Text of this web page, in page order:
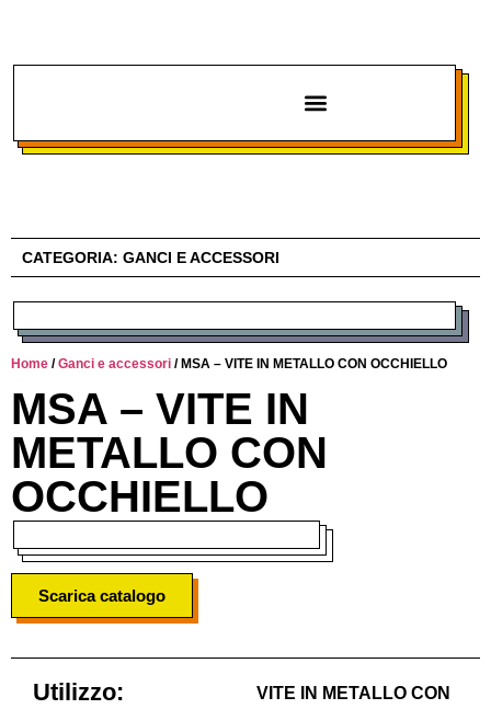
CATEGORIA: GANCI E ACCESSORI
Home /Ganci e accessori / MSA – VITE IN METALLO CON OCCHIELLO
MSA – VITE IN
METALLO CON
OCCHIELLO
Scarica catalogo
Utilizzo:
VITE IN METALLO CON